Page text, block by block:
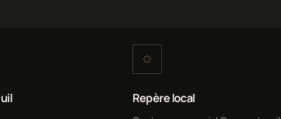
Repère local